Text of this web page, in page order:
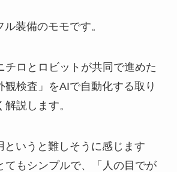
装備のモモです。
チロとロビットが共同で進めた
観検査」をAIで自動化する取り
説します。
というと難しそうに感じます
てもシンプルで、「人の目でが